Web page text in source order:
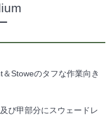
Stoweのタフな作業向き
び甲部分にスウェードレ